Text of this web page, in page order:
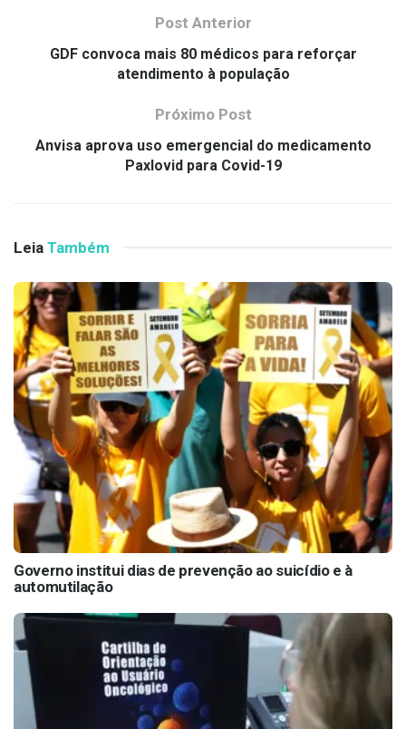
Post Anterior
GDF convoca mais 80 médicos para reforçar
atendimento à população
Próximo Post
Anvisa aprova uso emergencial do medicamento
Paxlovid para Covid-19
Leia Também
Governo institui dias de prevenção ao suicídio e à
automutilação